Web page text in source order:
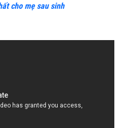
cho mẹ sau sinh